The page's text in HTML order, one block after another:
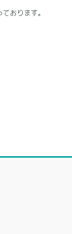
おります。